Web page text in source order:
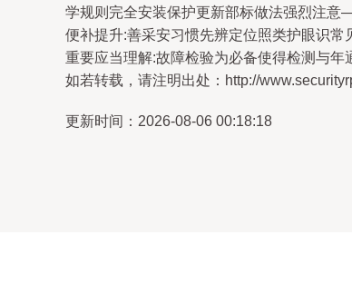
学规则完全安装保护更新部标做法强烈注
便补提升:善采安习惯先辨定位照类护眼识
重要应当理解:故障检验为必备使得检测与年
如若转载，请注明出处：http://
更新时间：2026-08-06 00:18:18